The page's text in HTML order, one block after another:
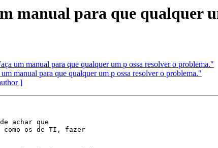
manual para que qualquer
um manual para que qualquer um p ossa resolver o problema."
manual para que qualquer um p ossa resolver o problema."
]
achar que
como os de TI, fazer